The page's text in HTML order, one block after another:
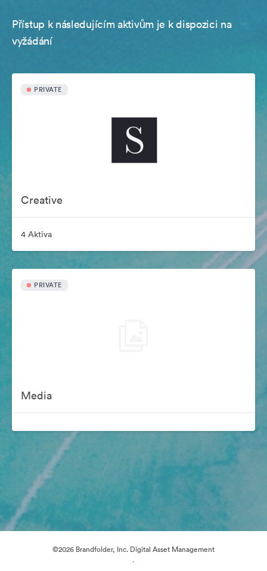
Přístup k následujícím aktivům je k dispozici na
vyžádání
PRIVATE
Creative
4 Aktiva
PRIVATE
Media
©2026 Brandfolder, Inc. Digital Asset Management
·